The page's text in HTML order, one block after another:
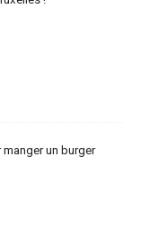
un burger